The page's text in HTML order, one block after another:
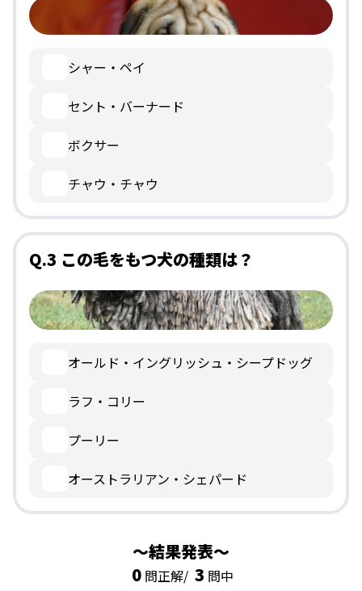
シャー・ペイ
セント・バーナード
ボクサー
チャウ・チャウ
Q.3 この毛をもつ犬の種類は？
オールド・イングリッシュ・シープドッグ
ラフ・コリー
プーリー
オーストラリアン・シェパード
結果発表
0 問正解/ 3 問中